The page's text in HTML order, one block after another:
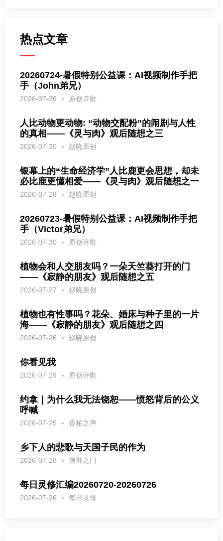
热点文章
20260724-暑假特别公益课：AI视频制作手把
手（John弟兄）
2026-07-26 原创诗歌
人比动物更动物: “动物交配粉”的闹剧与人性
的真相——《灵与肉》观后随想之三
2026-07-30 赵晓原创
银幕上的“生命经济学”人比鹿更会思想，却未
必比鹿更懂相爱——《灵与肉》观后随想之一
2026-07-28 赵晓原创
20260723-暑假特别公益课：AI视频制作手把
手（Victor弟兄）
2026-07-30 原创诗歌
植物会和人交朋友吗？一朵天竺葵打开的门
——《寂静的朋友》观后随想之五
2026-07-27 赵晓原创
植物也有性事吗？花朵、婚床与种子里的一片
海——《寂静的朋友》观后随想之四
2026-07-26 赵晓原创
你看见我
2026-07-29 原创诗歌
约拿｜为什么我无法饶恕——愤怒背后的公义
呼喊
2026-07-25 香柏之声
乡下人的悲歌与天国子民的作为
2026-07-28 信仰之门
每日灵修汇编20260720-20260726
2026-07-26 每日灵修